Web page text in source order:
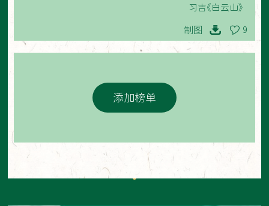
习吉《白云山》
制图 9
添加榜单